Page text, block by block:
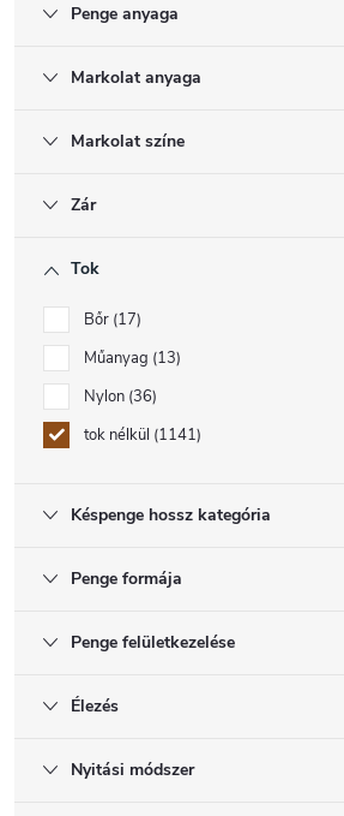
Penge anyaga
Markolat anyaga
Markolat színe
Zár
Tok
Bőr 17
Műanyag 13
Nylon 36
tok nélkül 1141
Késpenge hossz kategória
Penge formája
Penge felületkezelése
Élezés
Nyitási módszer